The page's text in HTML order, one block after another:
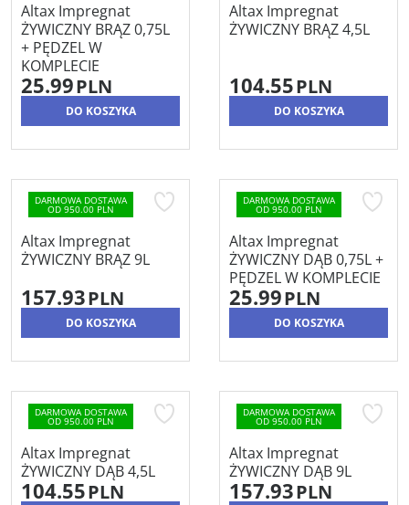
Altax Impregnat
ŻYWICZNY BRĄZ 0,75L
+ PĘDZEL W
KOMPLECIE
25.99PLN
DO KOSZYKA
Altax Impregnat
ŻYWICZNY BRĄZ 4,5L
104.55PLN
DO KOSZYKA
DARMOWA DOSTAWA
OD 950.00 PLN
Altax Impregnat
ŻYWICZNY BRĄZ 9L
157.93PLN
DO KOSZYKA
DARMOWA DOSTAWA
OD 950.00 PLN
Altax Impregnat
ŻYWICZNY DĄB 0,75L +
PĘDZEL W KOMPLECIE
25.99PLN
DO KOSZYKA
DARMOWA DOSTAWA
OD 950.00 PLN
Altax Impregnat
ŻYWICZNY DĄB 4,5L
104.55PLN
DARMOWA DOSTAWA
OD 950.00 PLN
Altax Impregnat
ŻYWICZNY DĄB 9L
157.93PLN